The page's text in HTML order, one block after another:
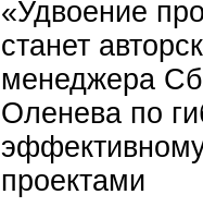
«Удвоение
станет
менеджера
Оленева по
проектами